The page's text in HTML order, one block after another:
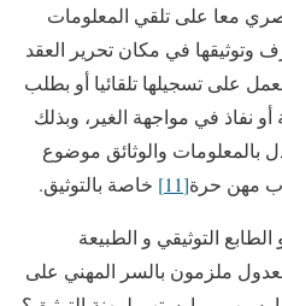
معا على تلقي المعلومات
وتوثيقها في مكان تحرير العقد
على تسجيلها تلقائيا أو بطلب
في مواجهة الغير، وبذلك
بالمعلومات والوثائق موضوع
مهن حرة[11] خاصة بالتوثيق.
التوثيقي و الطبيعة
ملزمون بالسر المهني على